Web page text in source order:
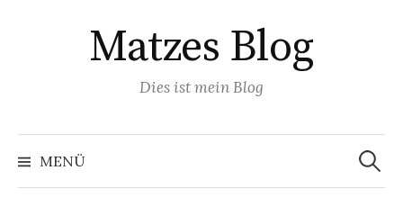
Matzes Blog
Dies ist mein Blog
MENÜ
Suchen
nach: